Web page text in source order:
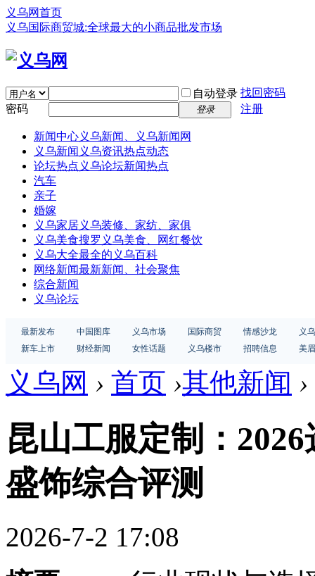
义乌网首页
义乌国际商贸城:全球最大的小商品批发市场
自动登录 找回密码
密码
登录 注册
新闻中心义乌新闻、义乌新闻网
义乌新闻 义乌资讯热点动态
论坛热点 义乌论坛新闻热点
汽车
亲子
婚嫁
义乌家居义乌装修、家纺、家俱
义乌美食搜罗义乌美食、网红餐饮
义乌大全最全的义乌百科
网络新闻最新新闻、社会聚焦
综合新闻
义乌论坛
最新发布 中国图库 义乌市场 国际商贸 情感沙龙
义
新车上市
财经新闻 女性话题 义乌楼市 招聘信息 美
义乌网 › 首页 ›其他新闻 ›
昆山工服定制：
盛饰综合评测
2026-7-2 17:08